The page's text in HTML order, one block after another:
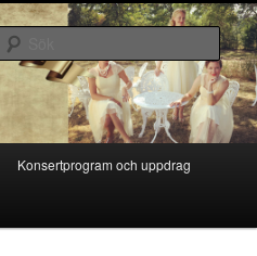
Sök
Konsertprogram och uppdrag